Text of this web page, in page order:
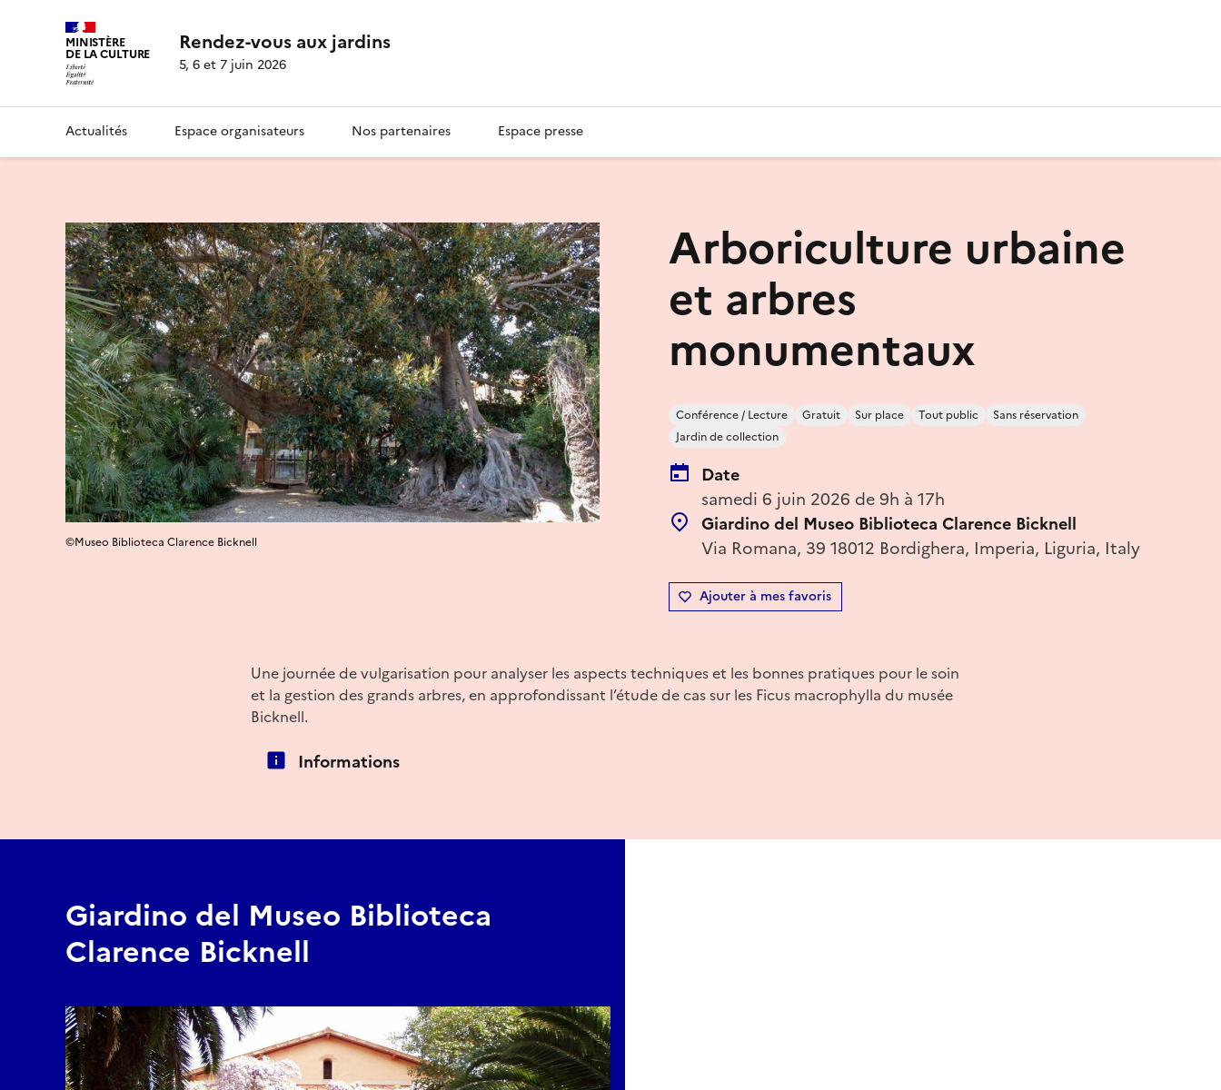
MINISTÈRE
DE LA CULTURE Rendez-vous aux jardins
5, 6 et 7 juin 2026
Actualités Espace organisateurs Nos partenaires Espace presse
Arboriculture urbaine
et arbres
monumentaux
Conférence / Lecture Gratuit Sur place Tout public
Sans réservation
Jardin de collection
Date
samedi 6 juin 2026 de 9h à 17h
Giardino del Museo Biblioteca Clarence Bicknell
Via Romana, 39 18012 Bordighera, Imperia, Liguria, Italy
Ajouter à mes favoris
©Museo Biblioteca Clarence Bicknell
Une journée de vulgarisation pour analyser les aspects techniques et les bonnes pratiques pour le soin
et la gestion des grands arbres, en approfondissant l’étude de cas sur les Ficus macrophylla du musée
Bicknell.
Informations
Giardino del Museo Biblioteca
Clarence Bicknell